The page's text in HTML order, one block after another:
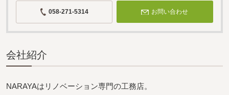
058-271-5314 お問い合わせ
会社紹介
NARAYAはリノベーション専門の工務店。